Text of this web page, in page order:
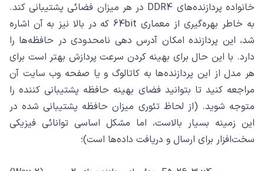
خانواده پردازنده‌های DDR4 در هر میزان فضائی پشتیبانی کند.
به خاطر بهره‌گیری از معماری 64bit که در بالا نیز به آن اشاره
شد، این پردازنده‌ امکان آدرس دهی نامحدودی در حافظه‌ها را
دارد. با این حال برای بهینه کردن سرعت پردازش بهتر است برای
هر مدل از این پردازنده‌ها به کاتالوگ و یا صفحه وب سایت آن
مراجعه کنید تا بتوانید فضای بهینه حافظه پشتیبانی کننده را
متوجه شوید. (از لحاظ تئوری میزان حافظه پشتیبانی شده در
این زمینه بسیار بالاست، اما مشکل اساسی توانائی فیزیکی
سخت‌افزار برای ارسال و دریافت داده‌ها است)؛